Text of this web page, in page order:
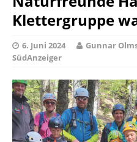
Klettergruppe
6. Juni 2024 Gunnar
SüdAnzeiger